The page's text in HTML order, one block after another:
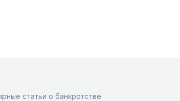
статьи о банкротстве